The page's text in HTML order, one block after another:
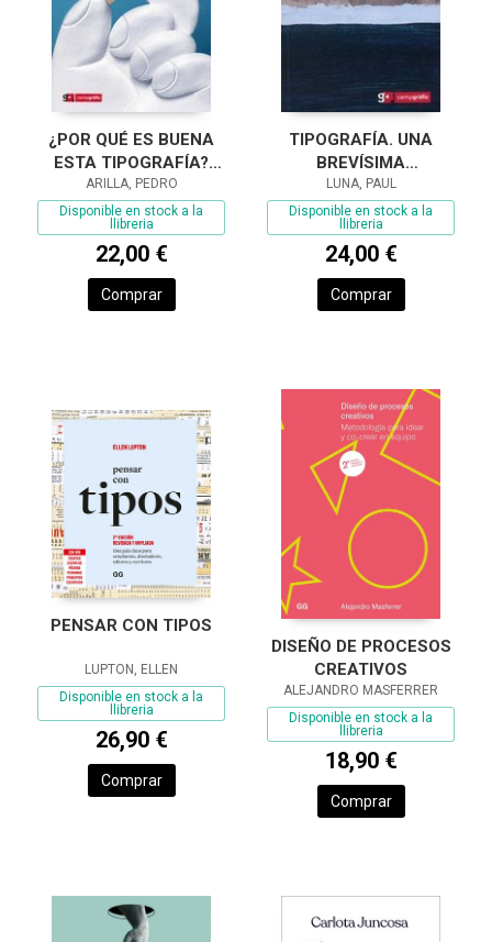
¿POR QUÉ ES BUENA
ESTA TIPOGRAFÍA?
EVALUACIÓN ANAT
ARILLA, PEDRO
Disponible en stock a la
llibreria
22,00 €
Comprar
TIPOGRAFÍA. UNA
BREVÍSIMA
INTRODUCCIÓN
LUNA, PAUL
Disponible en stock a la
llibreria
24,00 €
Comprar
PENSAR CON TIPOS
LUPTON, ELLEN
Disponible en stock a la
llibreria
26,90 €
Comprar
DISEÑO DE PROCESOS
CREATIVOS
ALEJANDRO MASFERRER
Disponible en stock a la
llibreria
18,90 €
Comprar